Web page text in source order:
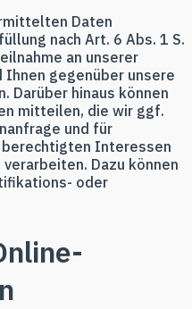
Daten
nach Art. 6 Abs. 1 S.
an unserer
gegenüber unsere
Darüber hinaus können
mitteilen, die wir ggf.
und für
berechtigten Interessen
verarbeiten. Dazu können
oder